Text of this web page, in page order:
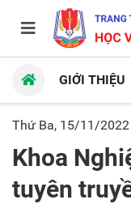
GIỚI THIỆU
Thứ Ba, 15/11/
Khoa
tuyên